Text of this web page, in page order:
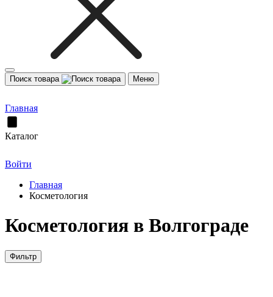
Поиск товара Меню
Главная
Каталог
Войти
Главная
Косметология
Косметология в Волгограде
Фильтр